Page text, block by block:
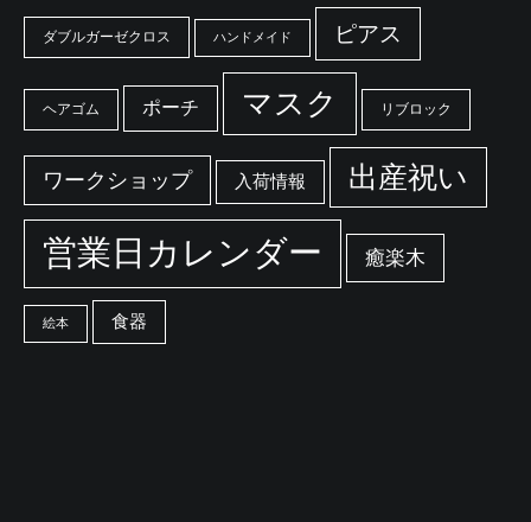
ダブルガーゼクロス ハンドメイド ピアス
ヘアゴム ポーチ マスク リブロック
ワークショップ 入荷情報 出産祝い
営業日カレンダー 癒楽木
絵本 食器